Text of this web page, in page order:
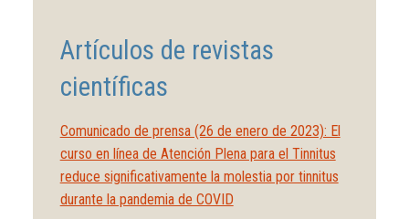
Artículos de revistas
científicas
Comunicado de prensa (26 de enero de 2023): El
curso en línea de Atención Plena para el Tinnitus
reduce significativamente la molestia por tinnitus
durante la pandemia de COVID